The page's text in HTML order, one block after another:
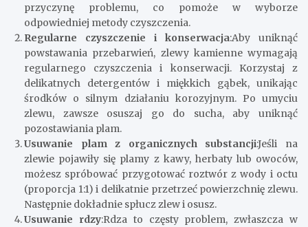
przyczynę problemu, co pomoże w wyborze
odpowiedniej metody czyszczenia.
Regularne czyszczenie i konserwacja:Aby uniknąć
powstawania przebarwień, zlewy kamienne wymagają
regularnego czyszczenia i konserwacji. Korzystaj z
delikatnych detergentów i miękkich gąbek, unikając
środków o silnym działaniu korozyjnym. Po umyciu
zlewu, zawsze osuszaj go do sucha, aby uniknąć
pozostawiania plam.
Usuwanie plam z organicznych substancji:Jeśli na
zlewie pojawiły się plamy z kawy, herbaty lub owoców,
możesz spróbować przygotować roztwór z wody i octu
(proporcja 1:1) i delikatnie przetrzeć powierzchnię zlewu.
Następnie dokładnie spłucz zlew i osusz.
Usuwanie rdzy:Rdza to częsty problem, zwłaszcza w